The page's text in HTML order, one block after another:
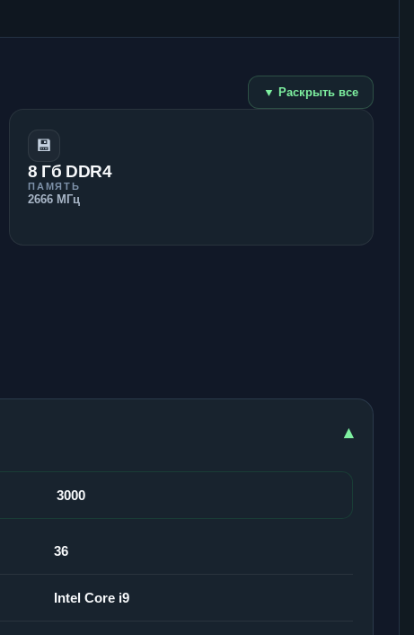
▼ Раскрыть все
💾
8 Гб DDR4
ПАМЯТЬ
2666 МГц
▾
3000
36
Intel Core i9